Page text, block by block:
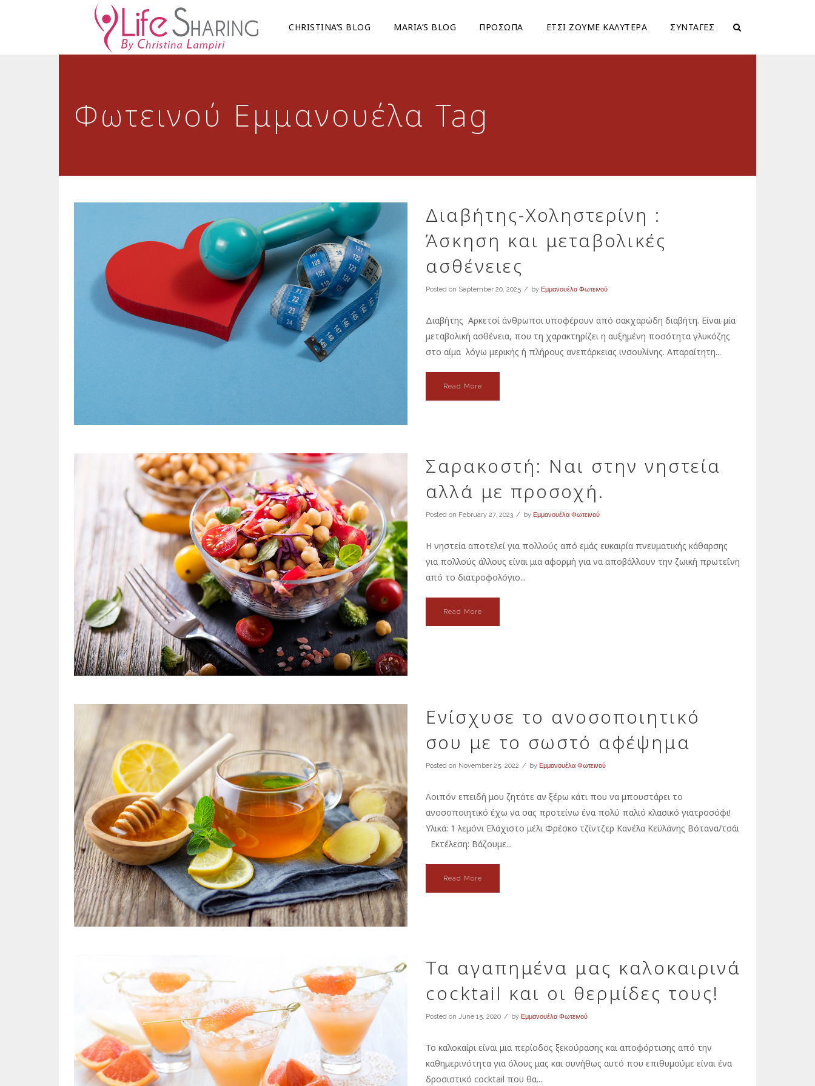
CHRISTINA’S BLOG ΜARIA’S BLOG ΠΡΟΣΩΠΑ ΕΤΣΙ ΖΟΥΜΕ ΚΑΛΥΤΕΡΑ ΣΥΝΤΑΓΕΣ
Φωτεινού Εμμανουέλα Tag
Διαβήτης-Χοληστερίνη :
Άσκηση και μεταβολικές
ασθένειες
Posted on September 20, 2025 by Εμμανουέλα Φωτεινού
Διαβήτης Αρκετοί άνθρωποι υποφέρουν από σακχαρώδη διαβήτη. Είναι μία
μεταβολική ασθένεια, που τη χαρακτηρίζει η αυξημένη ποσότητα γλυκόζης
στο αίμα λόγω μερικής ή πλήρους ανεπάρκειας ινσουλίνης. Απαραίτητη...
Read More
Σαρακοστή: Ναι στην νηστεία
αλλά με προσοχή.
Posted on February 27, 2023 by Εμμανουέλα Φωτεινού
Η νηστεία αποτελεί για πολλούς από εμάς ευκαιρία πνευματικής κάθαρσης
για πολλούς άλλους είναι μια αφορμή για να αποβάλλουν την ζωική πρωτεΐνη
από το διατροφολόγιο...
Read More
Ενίσχυσε το ανοσοποιητικό
σου με το σωστό αφέψημα
Posted on November 25, 2022 by Εμμανουέλα Φωτεινού
Λοιπόν επειδή μου ζητάτε αν ξέρω κάτι που να μπουστάρει το
ανοσοποιητικό έχω να σας προτείνω ένα πολύ παλιό κλασικό γιατροσόφι!
Υλικά: 1 λεμόνι Ελάχιστο μέλι Φρέσκο τζίντζερ Κανέλα Κεϋλάνης Βότανα/τσάι
Εκτέλεση: Βάζουμε...
Read More
Τα αγαπημένα μας καλοκαιρινά
cocktail και οι θερμίδες τους!
Posted on June 15, 2020 by Εμμανουέλα Φωτεινού
Το καλοκαίρι είναι μια περίοδος ξεκούρασης και αποφόρτισης από την
καθημερινότητα για όλους μας και συνήθως αυτό που επιθυμούμε είναι ένα
δροσιστικό cocktail που θα...